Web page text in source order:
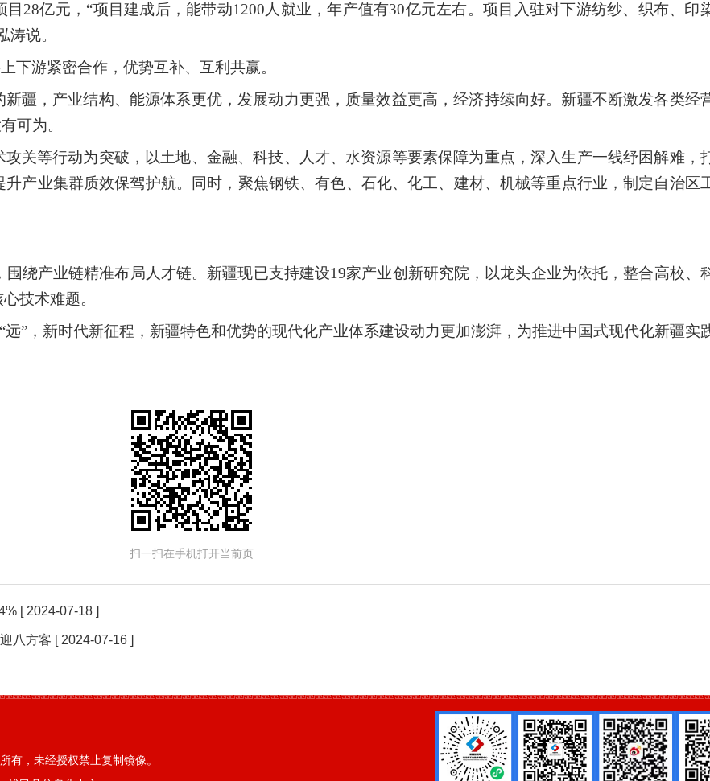
目 28亿元，“项目建成后，能带动1200人就业，年产值有30亿元左右。项目入驻对下游纺纱、织布、印
说。
下游紧密合作，优势互补、互利共赢。
疆，产业结构、能源体系更优，发展动力更强，质量效益更高，经济持续向好。新疆不断激发各类经
可为。
关等行动为突破，以土地、金融、科技、人才、水资源等要素保障为重点，深入生产一线纾困解难，
产业集群质效保驾护航。同时，聚焦钢铁、有色、石化、化工、建材、机械等重点行业，制定自治区
绕产业链精准布局人才链。新疆现已支持建设19家产业创新研究院，以龙头企业为依托，整合高校、
技术难题。
远”，新时代新征程，新疆特色和优势的现代化产业体系建设动力更加澎湃，为推进中国式现代化新疆实
扫一扫在手机打开当前页
[ 2024-07-18 ]
八方客 [ 2024-07-16 ]
有，未经授权禁止复制镜像。